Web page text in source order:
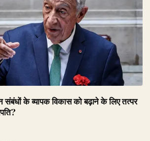
संबंधों के व्यापक विकास को बढ़ाने के लिए तत्पर